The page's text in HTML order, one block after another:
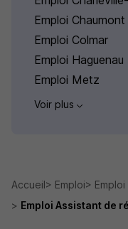
Emploi Chaumont
Emploi Colmar
Emploi Haguenau
Emploi Metz
Voir plus
Accueil Emploi
Emploi Assistant de